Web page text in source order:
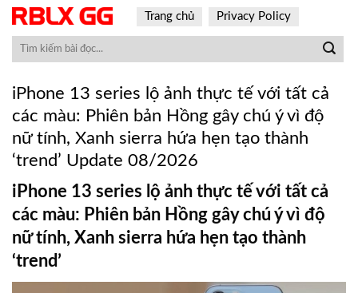
Skip
content
Trang chủ Privacy Policy
iPhone 13 series lộ ảnh thực tế với tất cả
các màu: Phiên bản Hồng gây chú ý vì độ
nữ tính, Xanh sierra hứa hẹn tạo thành
‘trend’ Update 08/2026
iPhone 13 series lộ ảnh thực tế với tất cả
các màu: Phiên bản Hồng gây chú ý vì độ
nữ tính, Xanh sierra hứa hẹn tạo thành
‘trend’